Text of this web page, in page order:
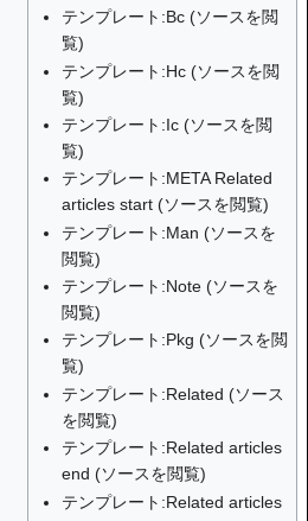
テンプレート:Bc(ソースを閲
覧)
テンプレート:Hc(ソースを閲
覧)
テンプレート:Ic(ソースを閲
覧)
テンプレート:META Related
articles start(ソースを閲覧)
テンプレート:Man (ソースを
閲覧)
テンプレート:Note(ソースを
閲覧)
テンプレート:Pkg (ソースを閲
覧)
テンプレート:Related (ソース
を閲覧)
テンプレート:Related articles
end (ソースを閲覧)
テンプレート:Related articles